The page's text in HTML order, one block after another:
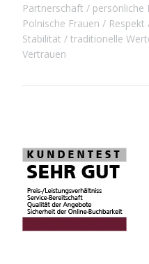
Partnerschaft
persönliche
Polnische Frauen
Respekt
Stabilität
traditionelle
Vertrauen